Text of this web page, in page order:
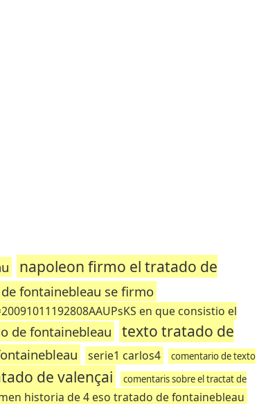
napoleon firmo el tratado de
fontainebleau se firmo
en que consistio el
de fontainebleau
texto tratado de
serie1 carlos4
comentario de texto
de valençai
comentaris sobre el tractat de
historia de 4 eso tratado de fontainebleau